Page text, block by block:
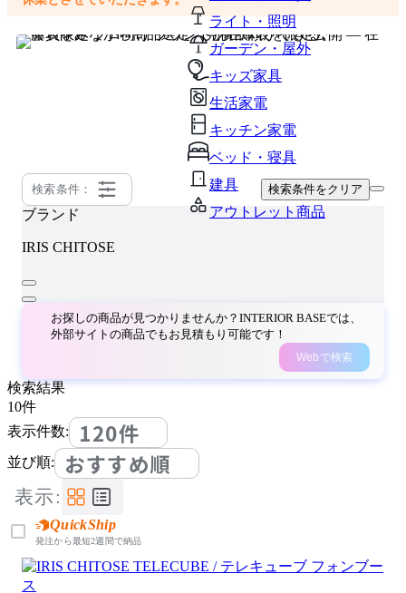
ライト・照明
ガーデン・屋外
キッズ家具
生活家電
キッチン家電
ベッド・寝具
建具
アウトレット商品
検索条件： 検索条件をクリア
ブランド
IRIS CHITOSE
お探しの商品が見つかりませんか？INTERIOR BASEでは、
外部サイトの商品でもお見積もり可能です！
Webで検索
検索結果
10件
表示件数:
120件
並び順: おすすめ順
表示:
QuickShip
発注から最短2週間で納品